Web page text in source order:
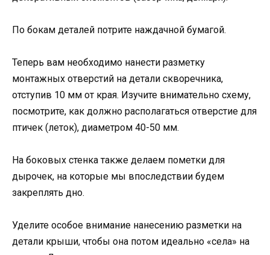
По бокам деталей потрите наждачной бумагой.
Теперь вам необходимо нанести разметку
монтажных отверстий на детали скворечника,
отступив 10 мм от края. Изучите внимательно схему,
посмотрите, как должно располагаться отверстие для
птичек (леток), диаметром 40-50 мм.
На боковых стенка также делаем пометки для
дырочек, на которые мы впоследствии будем
закреплять дно.
Уделите особое внимание нанесению разметки на
детали крыши, чтобы она потом идеально «села» на